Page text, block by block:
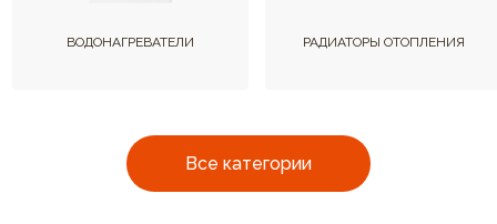
Все категории
ВОДОНАГРЕВАТЕЛИ РАДИАТОРЫ ОТОПЛЕНИЯ